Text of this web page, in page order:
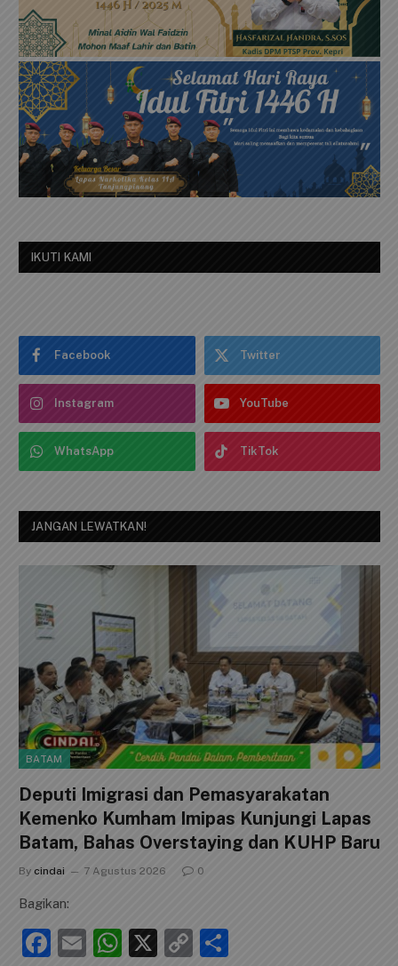
IKUTI KAMI
Facebook Twitter
Instagram YouTube
WhatsApp TikTok
JANGAN LEWATKAN!
BATAM
Deputi Imigrasi dan Pemasyarakatan
Kemenko Kumham Imipas Kunjungi Lapas
Batam, Bahas Overstaying dan KUHP Baru
By cindai 7 Agustus 2026 0
Bagikan:
F
E
W X
C